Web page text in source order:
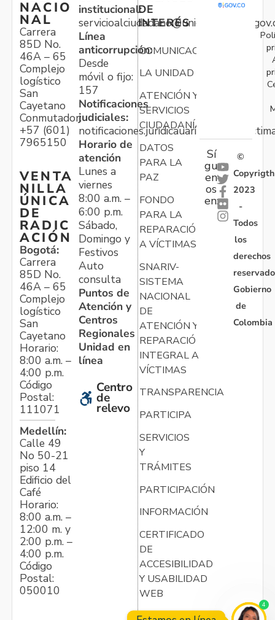
NACIO
NAL
Carrera
85D No.
46A – 65
Complejo
logístico
San
Cayetano
Conmutador:
+57 (601)
7965150
VENTA
NILLA
ÚNICA
DE
RADIC
ACIÓN
Bogotá:
Carrera
85D No.
46A – 65
Complejo
logístico
San
Cayetano
Horario:
8:00 a.m. –
4:00 p.m.
Código
Postal:
111071
Medellín:
Calle 49
No 50-21
piso 14
Edificio del
Café
Horario:
8:00 a.m. –
12:00 m. y
2:00 p.m. –
4:00 p.m.
Código
Postal:
050010
institucional:
Línea
anticorrupción:
Desde
móvil o fijo:
157
Notificaciones
judiciales:
Horario de
atención
Lunes a
viernes
8:00 a.m. –
6:00 p.m.
Sábado,
Domingo y
Festivos
Auto
consulta
Puntos de
Atención y
Centros
Regionales
Unidad en
línea
Centro
de
relevo
DE
INTERÉS
COMUNICACIONES
LA UNIDAD
ATENCIÓN Y
SERVICIOS
CIUDADANÍA
DATOS
PARA LA
PAZ
FONDO
PARA LA
REPARACIÓN
A VÍCTIMAS
SNARIV-
SISTEMA
NACIONAL
DE
ATENCIÓN Y
REPARACIÓN
INTEGRAL A
VÍCTIMAS
TRANSPARENCIA
PARTICIPA
SERVICIOS
Y
TRÁMITES
PARTICIPACIÓN
INFORMACIÓN
CERTIFICADO
DE
ACCESIBILIDAD
Y USABILIDAD
WEB
Sí
gu
en
os
en:
©
Copyrigth
2023
-
Todos
los
derechos
Gobierno
de
Colombia
4